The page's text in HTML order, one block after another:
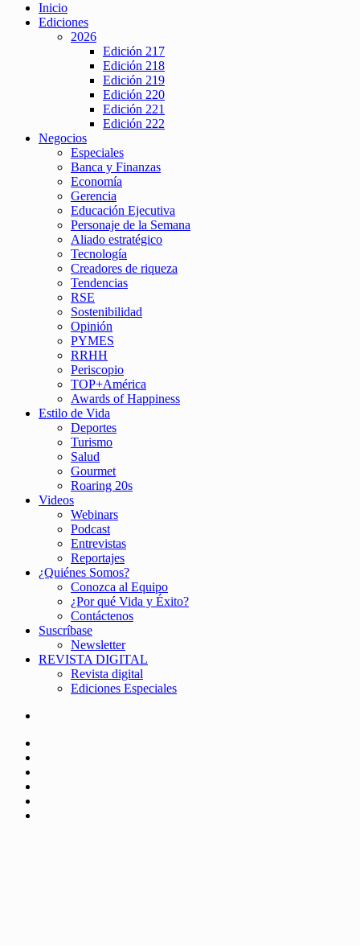
Inicio
Ediciones
2026
Edición 217
Edición 218
Edición 219
Edición 220
Edición 221
Edición 222
Negocios
Especiales
Banca y Finanzas
Economía
Gerencia
Educación Ejecutiva
Personaje de la Semana
Aliado estratégico
Tecnología
Creadores de riqueza
Tendencias
RSE
Sostenibilidad
Opinión
PYMES
RRHH
Periscopio
TOP+América
Awards of Happiness
Estilo de Vida
Deportes
Turismo
Salud
Gourmet
Roaring 20s
Videos
Webinars
Podcast
Entrevistas
Reportajes
¿Quiénes Somos?
Conozca al Equipo
¿Por qué Vida y Éxito?
Contáctenos
Suscríbase
Newsletter
REVISTA DIGITAL
Revista digital
Ediciones Especiales